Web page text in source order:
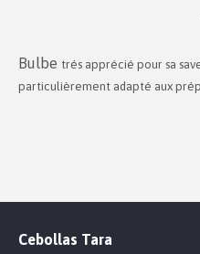
Bulbe trés apprécié pour sa
particulièrement adapté aux
Cebollas Tara